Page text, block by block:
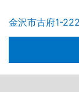
金沢市古府1-222